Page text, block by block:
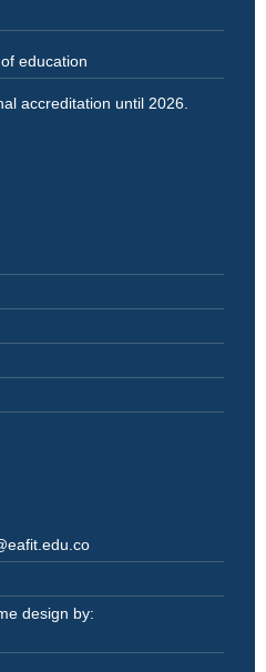
education
accreditation until 2026.
design by: